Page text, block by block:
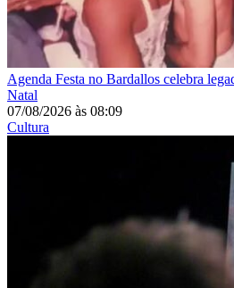
Agenda Festa no Bardallos celebra
Natal
07/08/2026 às 08:09
Cultura